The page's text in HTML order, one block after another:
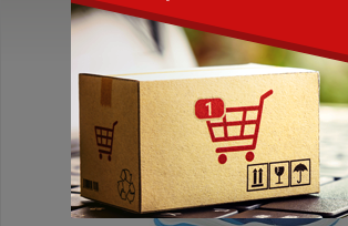
Scarpone da montagna con strappo